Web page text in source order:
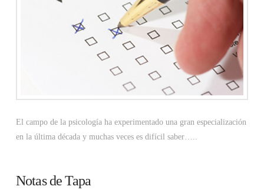
El campo de la psicología ha experimentado una gran especialización
en la última década y muchas veces es difícil saber…..
Notas de Tapa